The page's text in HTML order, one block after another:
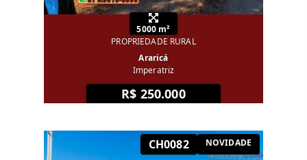
5000 m²
PROPRIEDADE RURAL
Araricá
Imperatriz
R$ 250.000
CH0082 NOVIDADE